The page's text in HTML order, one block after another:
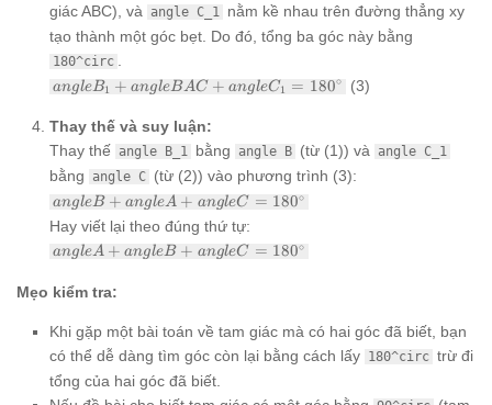
giác ABC), và
angle C_1 nằm kề nhau trên đường thẳng xy
tạo thành một góc bẹt. Do đó, tổng ba góc này bằng
180^circ
angle
angle
BAC +
angle
C_1 =
180^\circ
angleB1 + angleBAC + angleC1 = 180∘ (3)
Thay thế và suy luận:
Thay thế angle B_1 bằng angle B (từ (1)) và angle C_1
bằng angle C (từ (2)) vào phương trình (3):
angle B
+ angle
A +
angle C
180^\circ
angleB + angleA + angleC = 180∘
Hay viết lại theo đúng thứ tự:
angle A
B +
angle C
=
180^\circ
angleA + angleB + angleC = 180∘
Mẹo kiểm tra:
Khi gặp một bài toán về tam giác mà có hai góc đã biết, bạn
có thể dễ dàng tìm góc còn lại bằng cách lấy 180^circ trừ đi
tổng của hai góc đã biết.